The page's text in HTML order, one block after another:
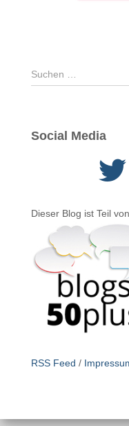
S
u
e
Social Media
Dieser Blog ist Teil von
RSS Feed /